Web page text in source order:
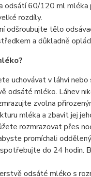
odsátí 60/120 ml
rozdíly.
odšroubujte tělo
a důkladně
uchovávat v láhvi nebo
odsáté mléko. Láhev
zvolna
mléka a zbavit jej
rozmrazovat přes
promíchali
do 24 hodin.
odsáté mléko s